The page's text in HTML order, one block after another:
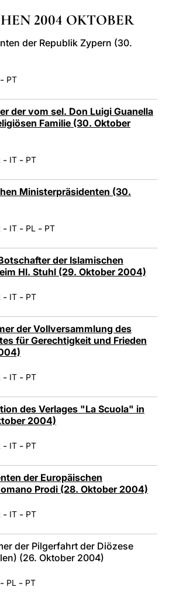
2004 OKTOBER
der Republik Zypern (30.
- PT
der vom sel. Don Luigi Guanella
Familie (30. Oktober
- IT - PT
Ministerpräsidenten (30.
- IT - PL - PT
der Islamischen
Hl. Stuhl (29. Oktober 2004)
- IT - PT
der Vollversammlung des
für Gerechtigkeit und Frieden
- IT - PT
des Verlages "La Scuola" in
2004)
- IT - PT
der Europäischen
Prodi (28. Oktober 2004)
- IT - PT
der Pilgerfahrt der Diözese
(26. Oktober 2004)
- PL - PT